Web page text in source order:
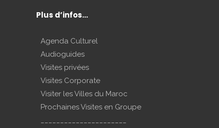
Plus d’infos…
Agenda Culturel
Audioguides
Visites privées
Visites Corporate
Visiter les Villes du Maroc
Prochaines Visites en Groupe